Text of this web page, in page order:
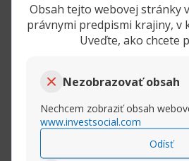
Obsah tejto webovej stránky
právnymi predpismi krajiny, v
Uveďte, ako chcete
Nezobrazovať obsah
Nechcem zobraziť obsah
www.investsocial.com
Odísť
Kto môže investovať do
Každý investor, ktorý si
PAMM systém a má
Investorom odporúčam
dobre sa zoznámiť s
podmienkami jednotlivých
obchodné agresiou a